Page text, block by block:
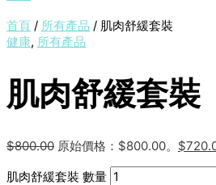
首頁 / 所有產品 / 肌肉舒緩套裝
健康, 所有產品
肌肉舒緩套裝
$800.00 原始價格：$800.00。 $
肌肉舒緩套裝 數量